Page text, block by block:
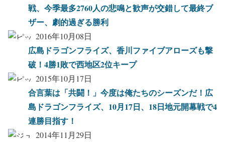
戦、今季最多2760人の悲鳴と歓声が交錯して最終ブ
ザー、劇的過ぎる勝利
2016年10月08日
広島ドラゴンフライズ、香川ファイブアローズも撃
破！4勝1敗で西地区2位キープ
2015年10月17日
合言葉は「共闘！」今度は俺たちのシーズンだ！広
島ドラゴンフライズ、10月17日、18日地元開幕戦で4
連勝目指す！
2014年11月29日